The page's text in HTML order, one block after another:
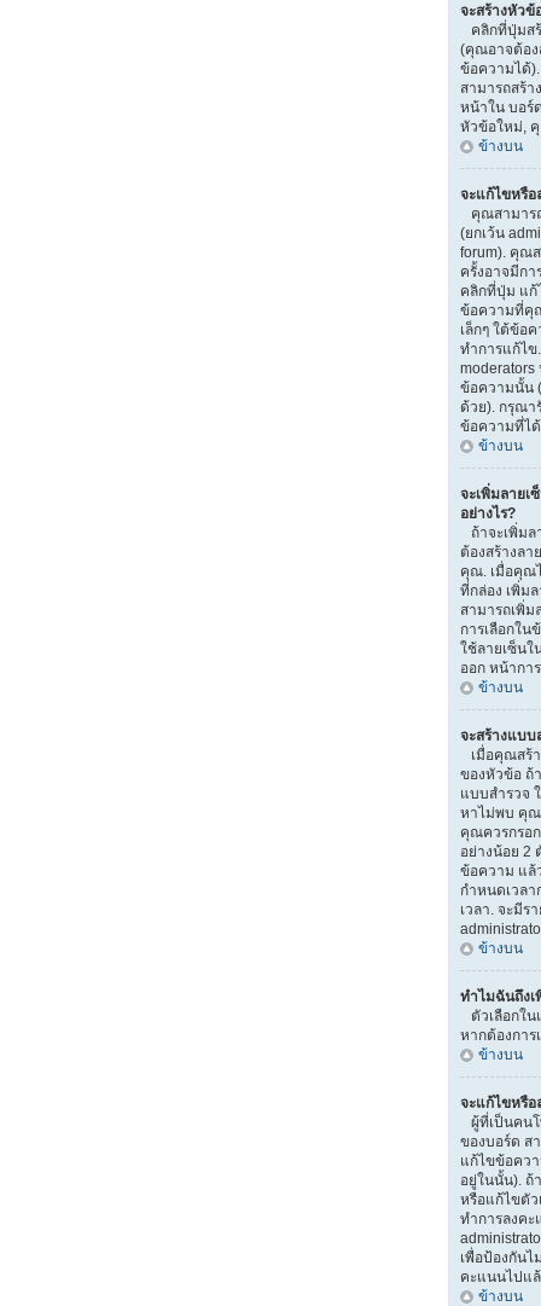
จะสร้างหัวข้
คลิกที่ปุ่มส
(คุณอาจต้อง
ข้อความได้
สามารถสร้
หน้าใน บอร์
หัวข้อใหม่,
ข้างบน
จะแก้ไขหรื
คุณสามาร
(ยกเว้น
forum). คุณ
ครั้งอาจมีก
คลิกที่ปุ่ม แ
ข้อความที่คุ
เล็กๆ ใต้ข้อ
ทำการแก้ไข
moderators
ข้อความนั้น
ด้วย). กรุณา
ข้อความที่ไ
ข้างบน
จะเพิ่มลาย
อย่างไร?
ถ้าจะเพิ่ม
ต้องสร้างลา
คุณ. เมื่อคุณ
ที่กล่อง เพิ่ม
สามารถเพิ่
การเลือกใ
ใช้ลายเซ็นใ
ออก หน้ากา
ข้างบน
จะสร้างแบบ
เมื่อคุณสร้
ของหัวข้อ ถ้
แบบสำรวจ
หาไม่พบ คุณ
คุณควรกรอ
อย่างน้อย 2
ข้อความ แล้
กำหนดเวล
เวลา. จะมีร
ข้างบน
ทำไมฉันถึง
ตัวเลือกใ
หากต้องกา
ข้างบน
จะแก้ไขหรือ
ผู้ที่เป็นคน
ของบอร์ด ส
แก้ไขข้อคว
อยู่ในนั้น). ถ้
หรือแก้ไขตั
ทำการลงคะ
เพื่อป้องกันไ
คะแนนไปแ
ข้างบน